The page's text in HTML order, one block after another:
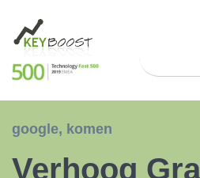
google, komen
Verhoog